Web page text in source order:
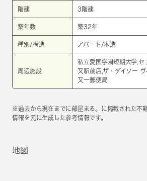
階建 3階建
築年数 築32年
種別/構造 アパート/木造
周辺施設
私立愛国学園短期大学,セ
又駅前店,ザ・ダイソー
又一郵便局
※過去から現在までに部屋まる。に掲載された不
情報を元に生成した参考情報です。
地図